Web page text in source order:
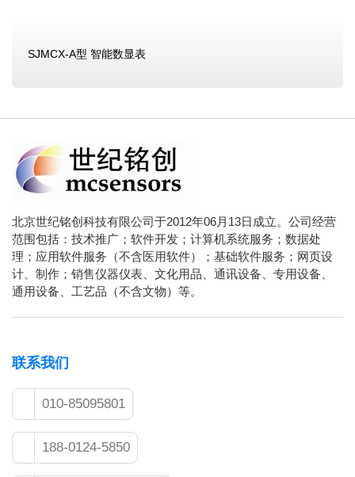
SJMCX-A型 智能数显表
北京世纪铭创科技有限公司于2012年06月13日成立。公司经营
范围包括：技术推广；软件开发；计算机系统服务；数据处
理；应用软件服务（不含医用软件）；基础软件服务；网页设
计、制作；销售仪器仪表、文化用品、通讯设备、专用设备、
通用设备、工艺品（不含文物）等。
联系我们
010-85095801
188-0124-5850